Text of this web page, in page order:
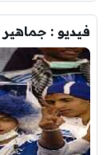
فيديو :